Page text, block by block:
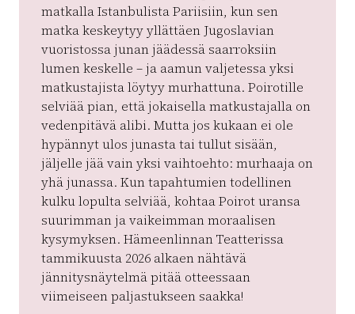
matkalla Istanbulista Pariisiin, kun sen
matka keskeytyy yllättäen Jugoslavian
vuoristossa junan jäädessä saarroksiin
lumen keskelle – ja aamun valjetessa yksi
matkustajista löytyy murhattuna. Poirotille
selviää pian, että jokaisella matkustajalla on
vedenpitävä alibi. Mutta jos kukaan ei ole
hypännyt ulos junasta tai tullut sisään,
jäljelle jää vain yksi vaihtoehto: murhaaja on
yhä junassa. Kun tapahtumien todellinen
kulku lopulta selviää, kohtaa Poirot uransa
suurimman ja vaikeimman moraalisen
kysymyksen. Hämeenlinnan Teatterissa
tammikuusta 2026 alkaen nähtävä
jännitysnäytelmä pitää otteessaan
viimeiseen paljastukseen saakka!